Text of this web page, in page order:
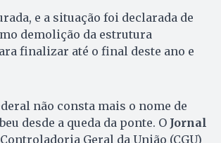
e a situação foi declarada de
demolição da estrutura
finalizar até o final deste ano e
não consta mais o nome de
desde a queda da ponte. O Jornal
Geral da União (CGU)